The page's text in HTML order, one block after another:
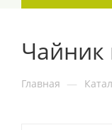
Чайник
Главная —